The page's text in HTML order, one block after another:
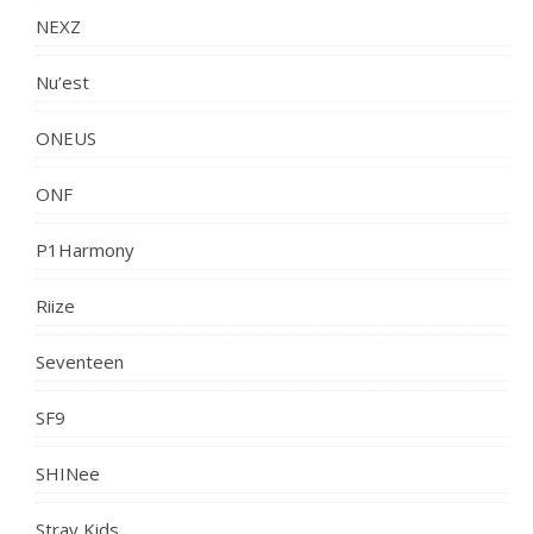
NEXZ
Nu’est
ONEUS
ONF
P1Harmony
Riize
Seventeen
SF9
SHINee
Stray Kids